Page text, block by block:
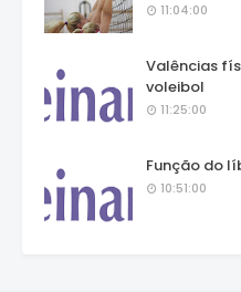
11:04:00
Valências
voleibol
11:25:00
Função do
10:51:00